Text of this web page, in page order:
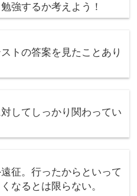
強するか考えよう！
トの答案を見たことあり
してしっかり関わってい
征。行ったからといって
なるとは限らない。